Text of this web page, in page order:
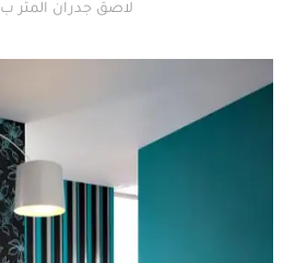
لاصق جدران المتر ب 5 ريا